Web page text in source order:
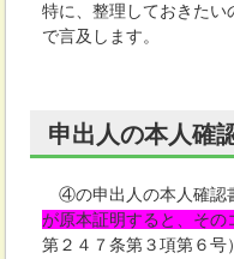
特に、整理しておきた
で言及します。
申出人の本人確
④の申出人の本人確認
が原本証明すると、その
第２４７条第３項第６号